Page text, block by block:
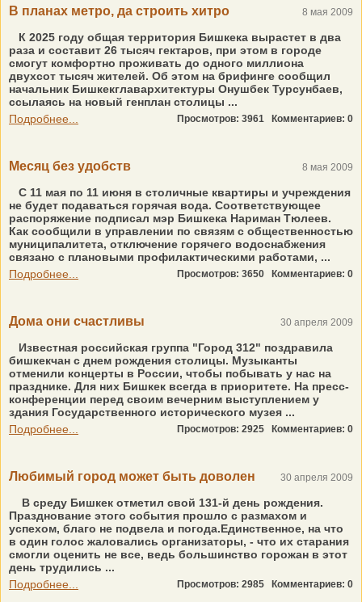
В планах метро, да строить хитро 8 мая 2009
К 2025 году общая территория Бишкека вырастет в два
раза и составит 26 тысяч гектаров, при этом в городе
смогут комфортно проживать до одного миллиона
двухсот тысяч жителей. Об этом на брифинге сообщил
начальник Бишкекглавархитектуры Онушбек Турсунбаев,
ссылаясь на новый генплан столицы ...
Подробнее...
Просмотров: 3961 Комментариев: 0
Месяц без удобств 8 мая 2009
С 11 мая по 11 июня в столичные квартиры и учреждения
не будет подаваться горячая вода. Соответствующее
распоряжение подписал мэр Бишкека Нариман Тюлеев.
Как сообщили в управлении по связям с общественностью
муниципалитета, отключение горячего водоснабжения
связано с плановыми профилактическими работами, ...
Подробнее...
Просмотров: 3650 Комментариев: 0
Дома они счастливы 30 апреля 2009
Известная российская группа "Город 312" поздравила
бишкекчан с днем рождения столицы. Музыканты
отменили концерты в России, чтобы побывать у нас на
празднике. Для них Бишкек всегда в приоритете. На пресс-
конференции перед своим вечерним выступлением у
здания Государственного исторического музея ...
Подробнее...
Просмотров: 2925 Комментариев: 0
Любимый город может быть доволен 30 апреля 2009
В среду Бишкек отметил свой 131-й день рождения.
Празднование этого события прошло с размахом и
успехом, благо не подвела и погода.Единственное, на что
в один голос жаловались организаторы, - что их старания
смогли оценить не все, ведь большинство горожан в этот
день трудились ...
Подробнее...
Просмотров: 2985 Комментариев: 0